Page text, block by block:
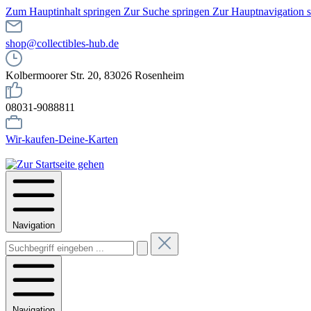
Zum Hauptinhalt springen Zur Suche springen Zur Hauptnavigation
shop@collectibles-hub.de
Kolbermoorer Str. 20, 83026 Rosenheim
08031-9088811
Wir-kaufen-Deine-Karten
Navigation